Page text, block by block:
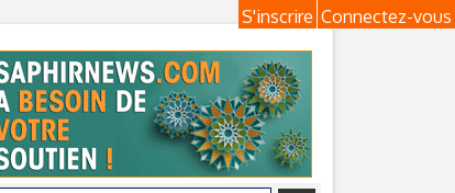
Connectez-vous
S'inscrire